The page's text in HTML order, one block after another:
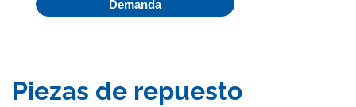
Demanda
Piezas de repuesto